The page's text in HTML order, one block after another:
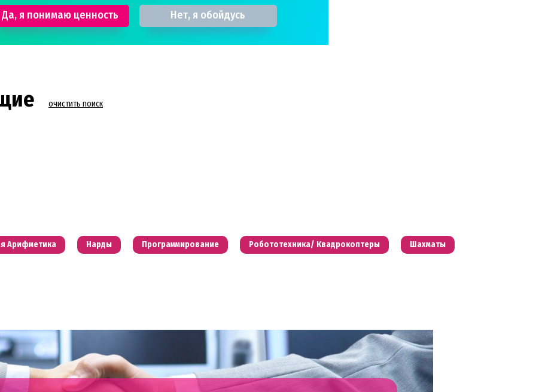
Да, я понимаю ценность Нет, я обойдусь
очистить поиск
Арифметика Нарды Программирование Робототехника/ Квадрокоптеры Шахматы